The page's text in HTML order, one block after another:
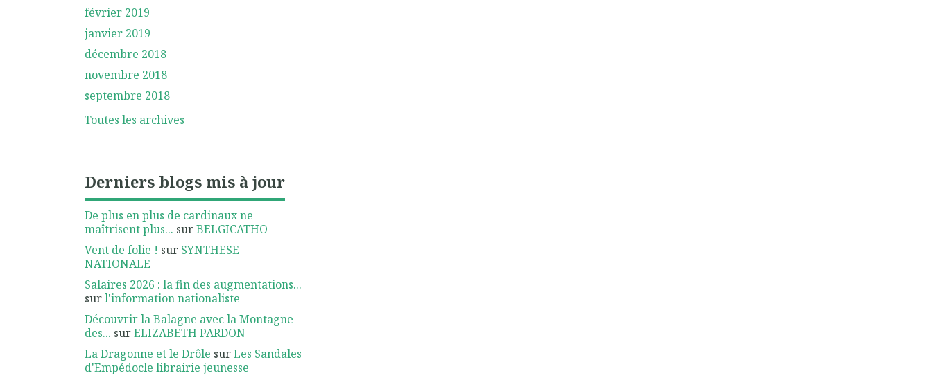
février 2019
janvier 2019
décembre 2018
novembre 2018
septembre 2018
Toutes les archives
Derniers blogs mis à jour
De plus en plus de cardinaux ne
maîtrisent plus... surBELGICATHO
Vent de folie ! sur SYNTHESE
NATIONALE
Salaires 2026 : la fin des augmentations...
surl'information nationaliste
Découvrir la Balagne avec la Montagne
des... surELIZABETH PARDON
La Dragonne et le Drôle surLes Sandales
d'Empédocle librairie jeunesse